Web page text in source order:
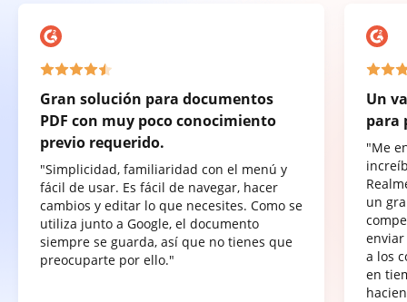
Gran solución para documentos
PDF con muy poco conocimiento
previo requerido.
"Simplicidad, familiaridad con el menú y
fácil de usar. Es fácil de navegar, hacer
cambios y editar lo que necesites. Como se
utiliza junto a Google, el documento
siempre se guarda, así que no tienes que
preocuparte por ello."
Un
para
"Me
un
a los
en